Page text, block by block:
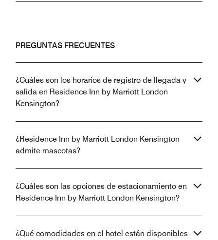
PREGUNTAS FRECUENTES
¿Cuáles son los horarios de registro de llegada y
salida en Residence Inn by Marriott London
Kensington?
¿Residence Inn by Marriott London Kensington
admite mascotas?
¿Cuáles son las opciones de estacionamiento en
Residence Inn by Marriott London Kensington?
¿Qué comodidades en el hotel están disponibles